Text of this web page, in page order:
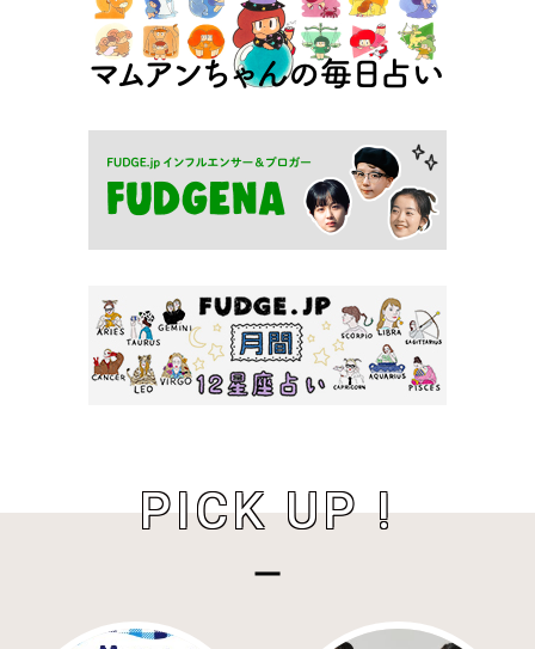
PICK UP !